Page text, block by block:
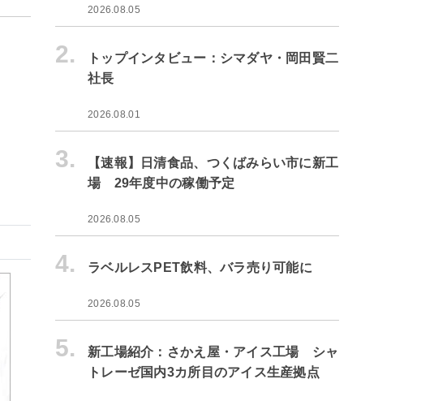
2026.08.05
2.
トップインタビュー：シマダヤ・岡田賢二
社長
2026.08.01
3.
【速報】日清食品、つくばみらい市に新工
場 29年度中の稼働予定
2026.08.05
4. ラベルレスPET飲料、バラ売り可能に
2026.08.05
5.
新工場紹介：さかえ屋・アイス工場 シャ
トレーゼ国内3カ所目のアイス生産拠点